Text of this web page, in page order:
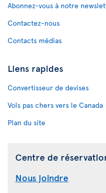
Abonnez-vous à notre
Contactez-nous
Contacts médias
Liens rapides
Convertisseur de devises
Vols pas chers vers le Canada
Plan du site
Centre de
Nous joindre